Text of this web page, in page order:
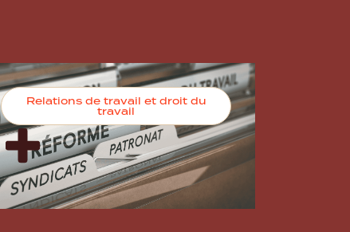
Relations de travail et droit du
travail